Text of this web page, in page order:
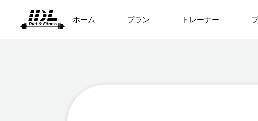
ホーム プラン トレーナー